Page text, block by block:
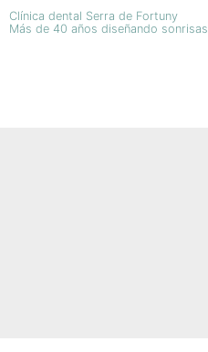
Clínica dental Serra de Fortuny
Más de 40 años diseñando sonrisas